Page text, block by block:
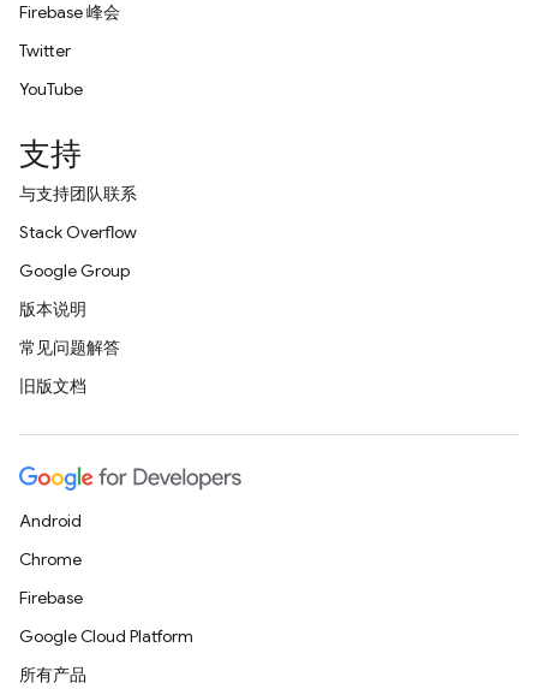
Firebase 峰会
Twitter
YouTube
支持
与支持团队联系
Stack Overflow
Google Group
版本说明
常见问题解答
旧版文档
Android
Chrome
Firebase
Google Cloud Platform
所有产品